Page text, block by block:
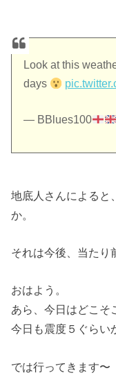
Look at this
days
— BBlues100
地底人さんによると
か。
それは今後、当たり
おはよう。
あら、今日はどこそ
今日も震度５ぐらい
では行ってきます〜